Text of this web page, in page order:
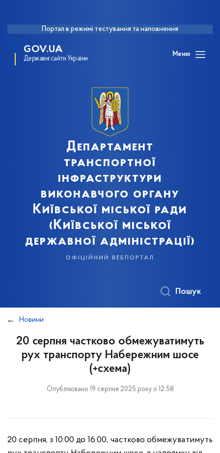
Портал в режимі тестування та наповнення
GOV.UA
Державні сайти України
Меню
Департамент
транспортної
інфраструктури
виконавчого органу
Київської міської ради
(Київської міської
державної адміністрації)
офіційний вебпортал
Пошук
Новини
20 серпня частково обмежуватимуть
рух транспорту Набережним шосе
(+схема)
Опубліковано 19 серпня 2025 року о 12:58
20 серпня, з 10:00 до 16:00, частково обмежуватимуть